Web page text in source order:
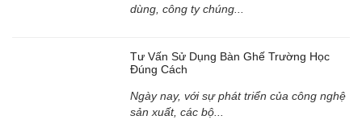
dùng, công ty chúng...
Tư Vấn Sử Dụng Bàn Ghế Trường Học
Đúng Cách
Ngày nay, với sự phát triển của công nghệ
sản xuất, các bộ...